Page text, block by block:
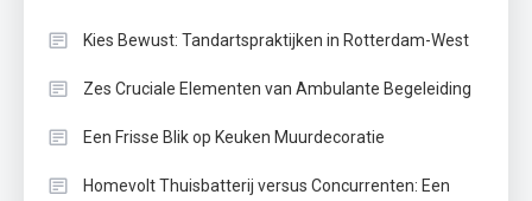
Kies Bewust: Tandartspraktijken in Rotterdam-West
Zes Cruciale Elementen van Ambulante Begeleiding
Een Frisse Blik op Keuken Muurdecoratie
Homevolt Thuisbatterij versus Concurrenten: Een